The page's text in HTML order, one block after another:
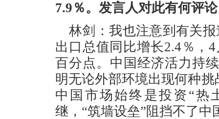
7.9％。发言人对此有何评
林剑：我也注意到有关
出口总值同比增长2.4％，
百分点。中国经济活力持
明无论外部环境出现何种挑
中国市场始终是投资“热
继，“筑墙设垒”阻挡不了